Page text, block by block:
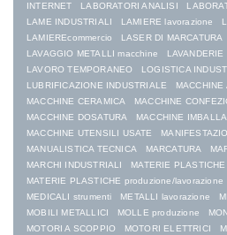
INTERNET
LABORATORI ANALISI
LAME INDUSTRIALI
LAMIERE lavorazione
LAMIEREcommercio
LASER DI MARCATURA
LAVAGGIO METALLI macchine
LAVORO TEMPORANEO
LOGISTICA
LUBRIFICAZIONE INDUSTRIALE
MACCHINE
MACCHINE CERAMICA
MACCHINE
MACCHINE DOSATURA
MACCHINE
MACCHINE UTENSILI USATE
MANUALISTICA TECNICA
MARCATURA
MARCHI INDUSTRIALI
MATERIE
MATERIE PLASTICHE produzione/lavorazione
MEDICALI strumenti
METALLI lavorazione
MOBILI METALLICI
MOLLE produzione
MOTORI A SCOPPIO
MOTORI ELETTRICI